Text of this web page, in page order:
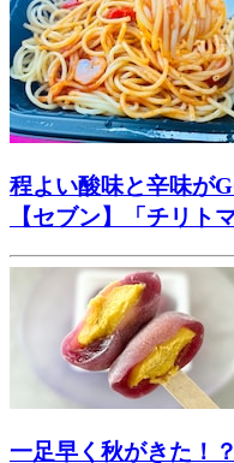
程よい酸味と辛味が
【セブン】「チリト
一足早く秋がきた！